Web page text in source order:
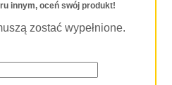
innym, oceń swój produkt!
zostać wypełnione.